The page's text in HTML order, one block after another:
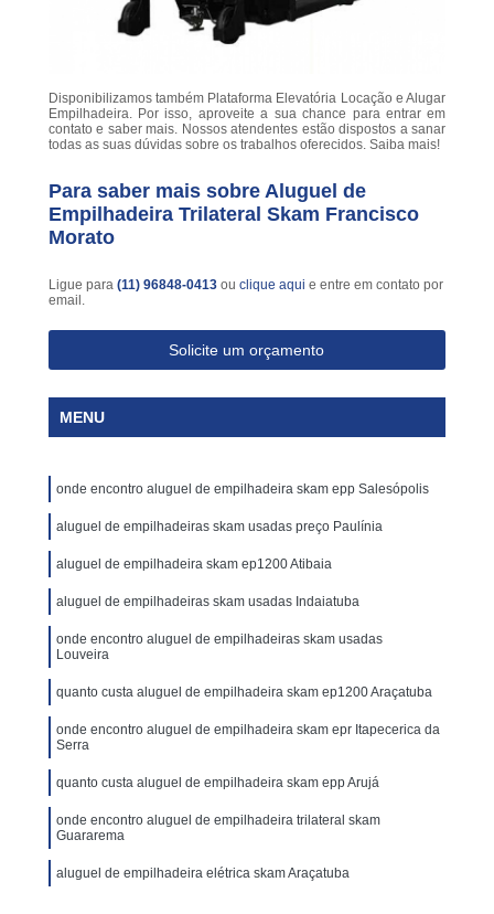
Disponibilizamos também Plataforma Elevatória Locação e Alugar
Empilhadeira. Por isso, aproveite a sua chance para entrar em
contato e saber mais. Nossos atendentes estão dispostos a sanar
todas as suas dúvidas sobre os trabalhos oferecidos. Saiba mais!
Para saber mais sobre Aluguel de
Empilhadeira Trilateral Skam Francisco
Morato
Ligue para (11) 96848-0413 ou clique aqui e entre em contato por
email.
Solicite um orçamento
MENU
onde encontro aluguel de empilhadeira skam epp Salesópolis
aluguel de empilhadeiras skam usadas preço Paulínia
aluguel de empilhadeira skam ep1200 Atibaia
aluguel de empilhadeiras skam usadas Indaiatuba
onde encontro aluguel de empilhadeiras skam usadas
Louveira
quanto custa aluguel de empilhadeira skam ep1200 Araçatuba
onde encontro aluguel de empilhadeira skam epr Itapecerica da
Serra
quanto custa aluguel de empilhadeira skam epp Arujá
onde encontro aluguel de empilhadeira trilateral skam
Guararema
aluguel de empilhadeira elétrica skam Araçatuba